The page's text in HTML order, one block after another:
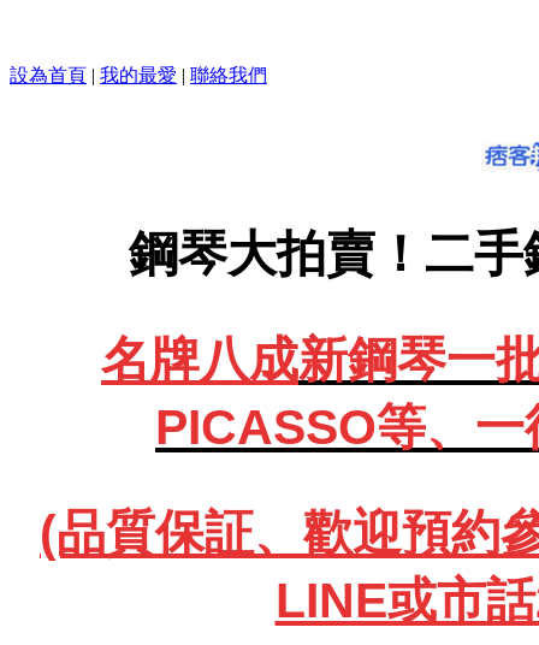
設為首頁 | 我的最愛 | 聯絡我們
鋼琴大拍賣！二
名牌八成新鋼琴一
PICASSO等、 一
(品質保証、歡迎預約
LINE或市